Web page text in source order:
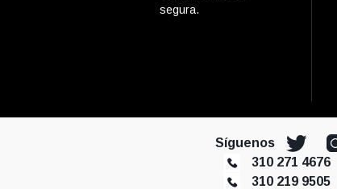
segura.
Síguenos
310 271 4676
310 219 9505